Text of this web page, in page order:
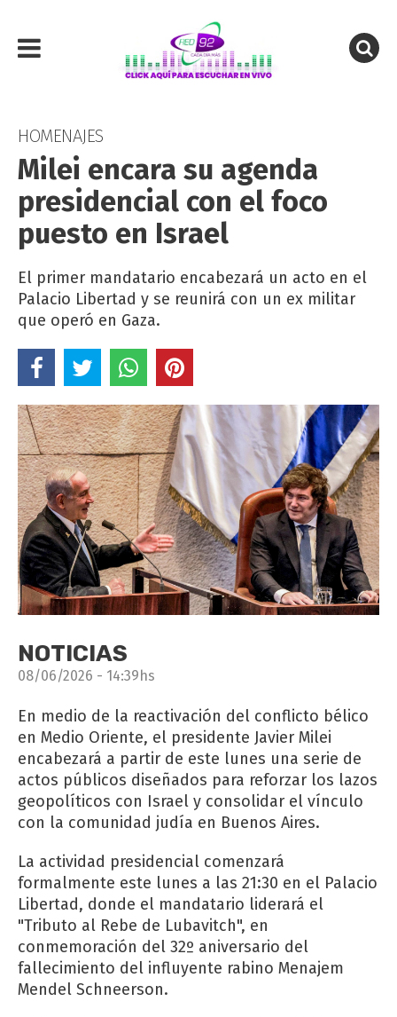
HOMENAJES
Milei encara su agenda
presidencial con el foco
puesto en Israel
El primer mandatario encabezará un acto en el
Palacio Libertad y se reunirá con un ex militar
que operó en Gaza.
NOTICIAS
08/06/2026 - 14:39hs
En medio de la reactivación del conflicto bélico
en Medio Oriente, el presidente Javier Milei
encabezará a partir de este lunes una serie de
actos públicos diseñados para reforzar los lazos
geopolíticos con Israel y consolidar el vínculo
con la comunidad judía en Buenos Aires.
La actividad presidencial comenzará
formalmente este lunes a las 21:30 en el Palacio
Libertad, donde el mandatario liderará el
"Tributo al Rebe de Lubavitch", en
conmemoración del 32º aniversario del
fallecimiento del influyente rabino Menajem
Mendel Schneerson.